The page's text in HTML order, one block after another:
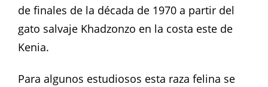
de finales de la década de 1970 a partir del
gato salvaje Khadzonzo en la costa este de
Kenia.
Para algunos estudiosos esta raza felina se